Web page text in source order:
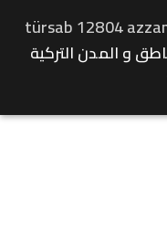
türsab 12804
و المدن التركية